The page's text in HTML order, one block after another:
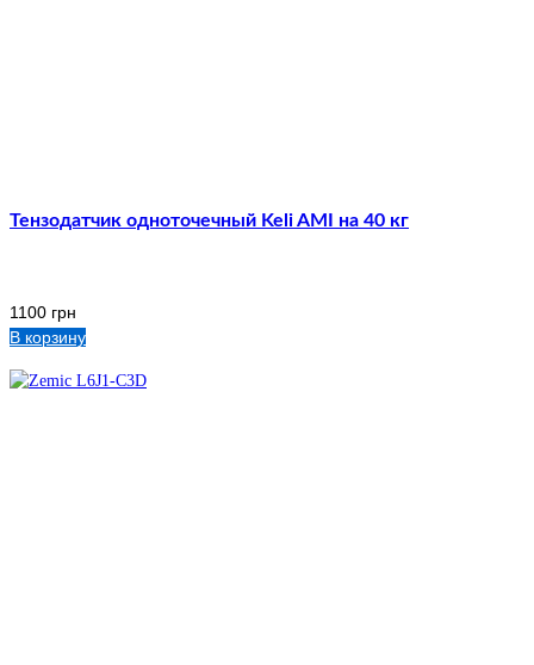
Тензодатчик одноточечный Keli AMI на 40 кг
1100 грн
В корзину